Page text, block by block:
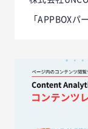
「APPBOXパ